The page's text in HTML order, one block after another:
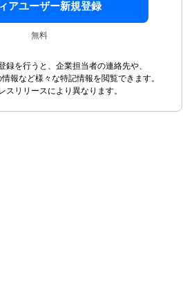
アユーザー新規登録
無料
録を行うと、企業担当者の連絡先や、
報など様々な特記情報を閲覧できます。
スリリースにより異なります。